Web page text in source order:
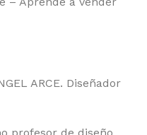
ARCE. Diseñador